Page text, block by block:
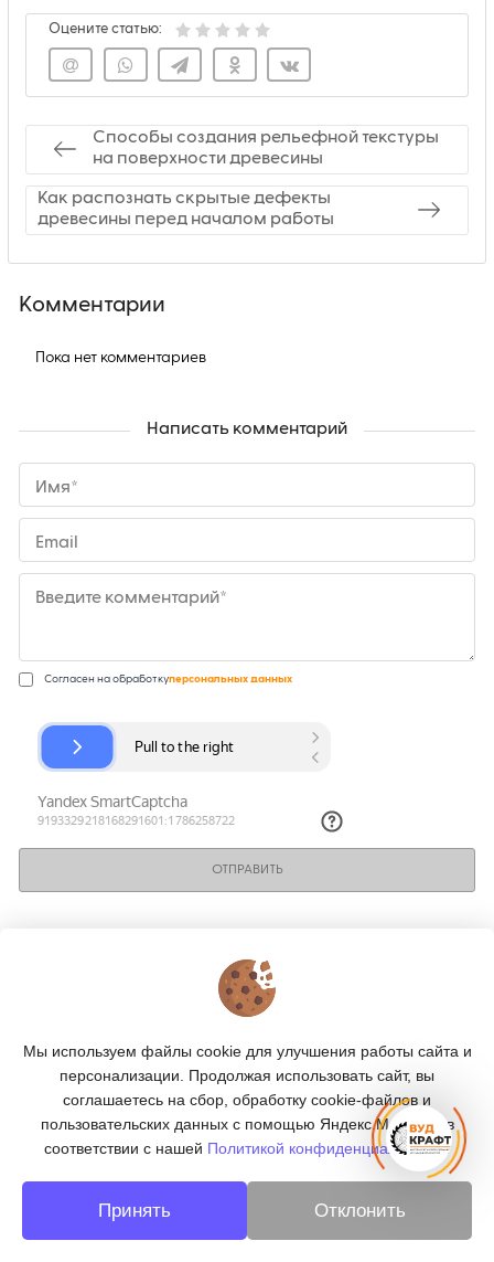
Оцените статью:
Способы создания рельефной текстуры
на поверхности древесины
Как распознать скрытые дефекты
древесины перед началом работы
Комментарии
Пока нет комментариев
Написать комментарий
Имя*
Email
Введите комментарий*
Согласен на обработкуперсональных данных
ОТПРАВИТЬ
КАТАЛОГ
ПОДПИСКА
© 2026 «ВУДКРАФТ» - деревообработка в Москве
Мы используем файлы cookie для улучшения работы сайта и
персонализации. Продолжая использовать сайт, вы
соглашаетесь на сбор, обработку cookie-файлов и
пользовательских данных с помощью Яндекс.Метрика, в
соответствии с нашей Политикой конфиденциальности.
Принять Отклонить